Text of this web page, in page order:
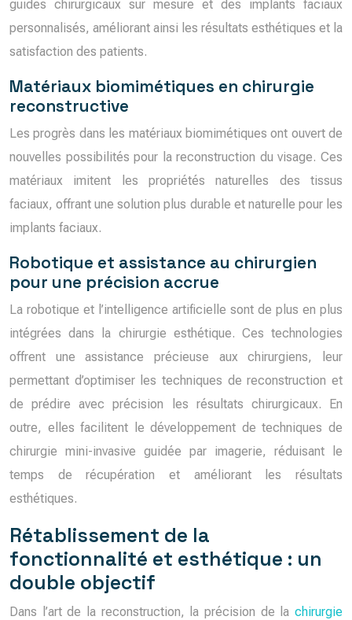
guides chirurgicaux sur mesure et des implants faciaux
personnalisés, améliorant ainsi les résultats esthétiques et la
satisfaction des patients.
Matériaux biomimétiques en chirurgie
reconstructive
Les progrès dans les matériaux biomimétiques ont ouvert de
nouvelles possibilités pour la reconstruction du visage. Ces
matériaux imitent les propriétés naturelles des tissus
faciaux, offrant une solution plus durable et naturelle pour les
implants faciaux.
Robotique et assistance au chirurgien
pour une précision accrue
La robotique et l’intelligence artificielle sont de plus en plus
intégrées dans la chirurgie esthétique. Ces technologies
offrent une assistance précieuse aux chirurgiens, leur
permettant d’optimiser les techniques de reconstruction et
de prédire avec précision les résultats chirurgicaux. En
outre, elles facilitent le développement de techniques de
chirurgie mini-invasive guidée par imagerie, réduisant le
temps de récupération et améliorant les résultats
esthétiques.
Rétablissement de la
fonctionnalité et esthétique : un
double objectif
Dans l’art de la reconstruction, la précision de la chirurgie